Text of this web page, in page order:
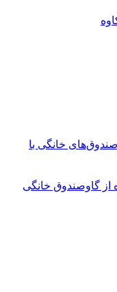
خانگی با
از گاوصندوق خانگی